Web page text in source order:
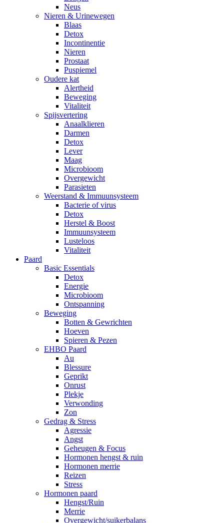
Neus
Nieren & Urinewegen
Blaas
Detox
Incontinentie
Nieren
Prostaat
Puspiemel
Oudere kat
Alertheid
Beweging
Vitaliteit
Spijsvertering
Anaalklieren
Darmen
Detox
Lever
Maag
Microbioom
Overgewicht
Parasieten
Weerstand & Immuunsysteem
Bacterie of virus
Detox
Herstel & Boost
Immuunsysteem
Lusteloos
Vitaliteit
Paard
Basic Essentials
Detox
Energie
Microbioom
Ontspanning
Beweging
Botten & Gewrichten
Hoeven
Spieren & Pezen
EHBO Paard
Au
Blessure
Geprikt
Onrust
Plekje
Verwonding
Zon
Gedrag & Stress
Agressie
Angst
Geheugen & Focus
Hormonen hengst & ruin
Hormonen merrie
Reizen
Stress
Hormonen paard
Hengst/Ruin
Merrie
Overgewicht/suikerbalans